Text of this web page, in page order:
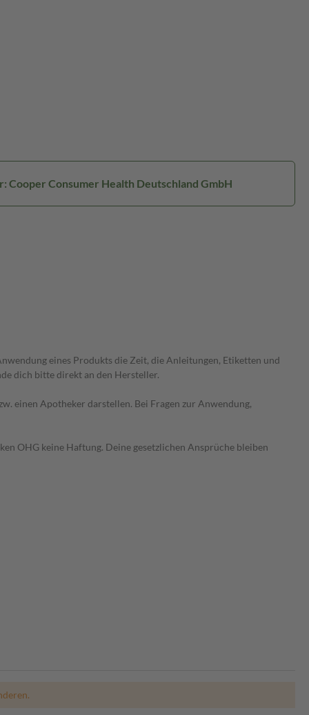
Cooper Consumer Health Deutschland GmbH
eines Produkts die Zeit, die Anleitungen, Etiketten und
dich bitte direkt an den Hersteller.
einen Apotheker darstellen. Bei Fragen zur Anwendung,
OHG keine Haftung. Deine gesetzlichen Ansprüche bleiben